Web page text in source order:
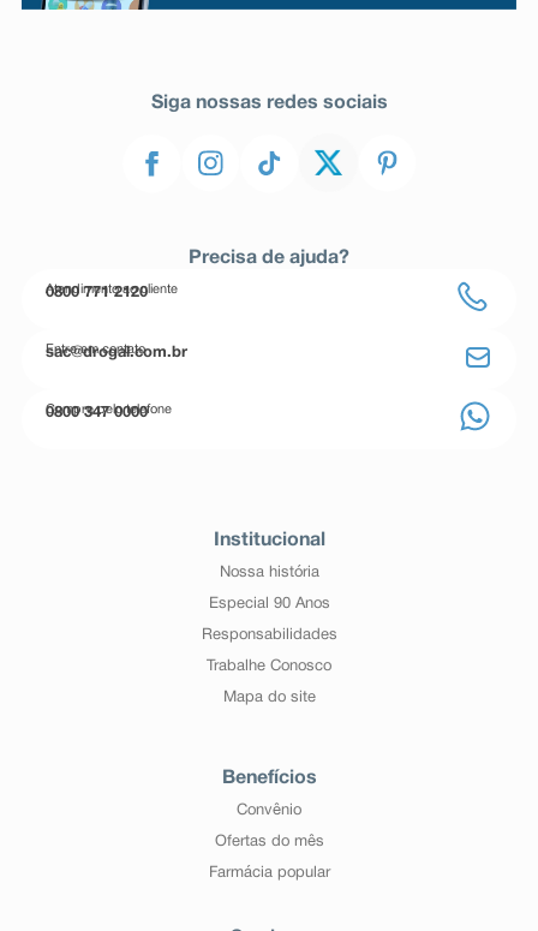
Siga nossas redes sociais
Precisa de ajuda?
Atendimento ao cliente
0800 771 2120
Entre em contato
sac@drogal.com.br
Compre pelo telefone
0800 347 0000
Institucional
Nossa história
Especial 90 Anos
Responsabilidades
Trabalhe Conosco
Mapa do site
Benefícios
Convênio
Ofertas do mês
Farmácia popular